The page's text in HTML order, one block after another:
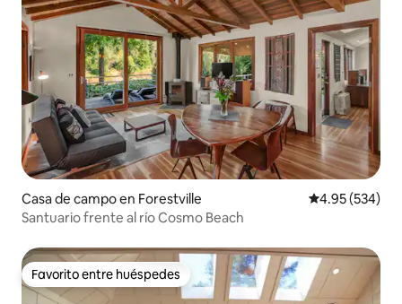
Casa de campo en Forestville Calificación
4.95 (534)
Santuario frente al río Cosmo Beach
Favorito entre huéspedes
Favorito entre huéspedes